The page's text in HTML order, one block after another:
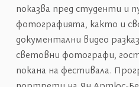
показва пред студенти и
фотографията, както и
документални видео
световни фотографи,
покана на фестивала.